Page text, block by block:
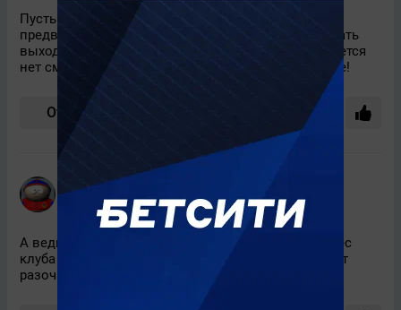
Пусть уходит, места ему в составе всё равно не
предвидится. Слева Хурадо, справа Промес. А ждать
выхода на замену или когда кто-нибудь травмируется
нет смысла. Прощай, Арас! Успехов в новом клубе!
Ответить
SHMEL
9 июля 2015, 05:36
А ведь так радовался и пел хвалебные оды в адрес
клуба имени беглого раба.Быстро однако приходит
разочарование.